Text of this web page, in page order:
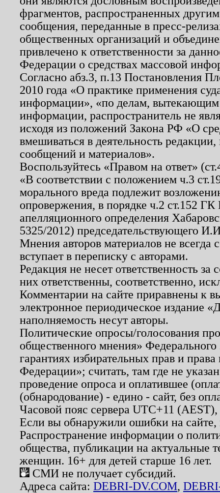
фрагментов, распространенных
сообщения, переданные в пресс-
общественных организаций и
привлечено к ответственности за
Федерации о средствах массовой
Согласно абз.3, п.13 Постановления
2010 года «О практике применения
информации», «по делам, вытекающим
информации, распространитель не
исходя из положений Закона РФ «О
вмешиваться в деятельность
сообщений и материалов».
Воспользуйтесь «Правом на ответ»
«В соответствии с положением ч.3
морального вреда подлежит
опровержения, в порядке ч.2 ст.152
апелляционного определения
5325/2012) председательствующего
Мнения авторов материалов не
вступает в переписку с авторами.
Редакция не несет ответственность
них ответственны, соответственно,
Комментарии на сайте приравнены к
электронное периодическое издание
наполняемость несут авторы.
Политические опросы/голосования
общественного мнения»
гарантиях избирательных прав и
Федерации»; считать, там где не
проведение опроса и оплатившее
(обнародование) - едино - сайт, без
Часовой пояс сервера UTC+11
Если вы обнаружили ошибки на
Распространение информации о
общества, публикации на актуальные
женщин. 16+ для детей старше 16 лет.
СМИ не получает субсидий.
Адреса сайта: DEBRI-DV.COM,